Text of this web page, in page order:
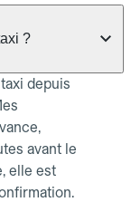
?
depuis
avant le
elle est